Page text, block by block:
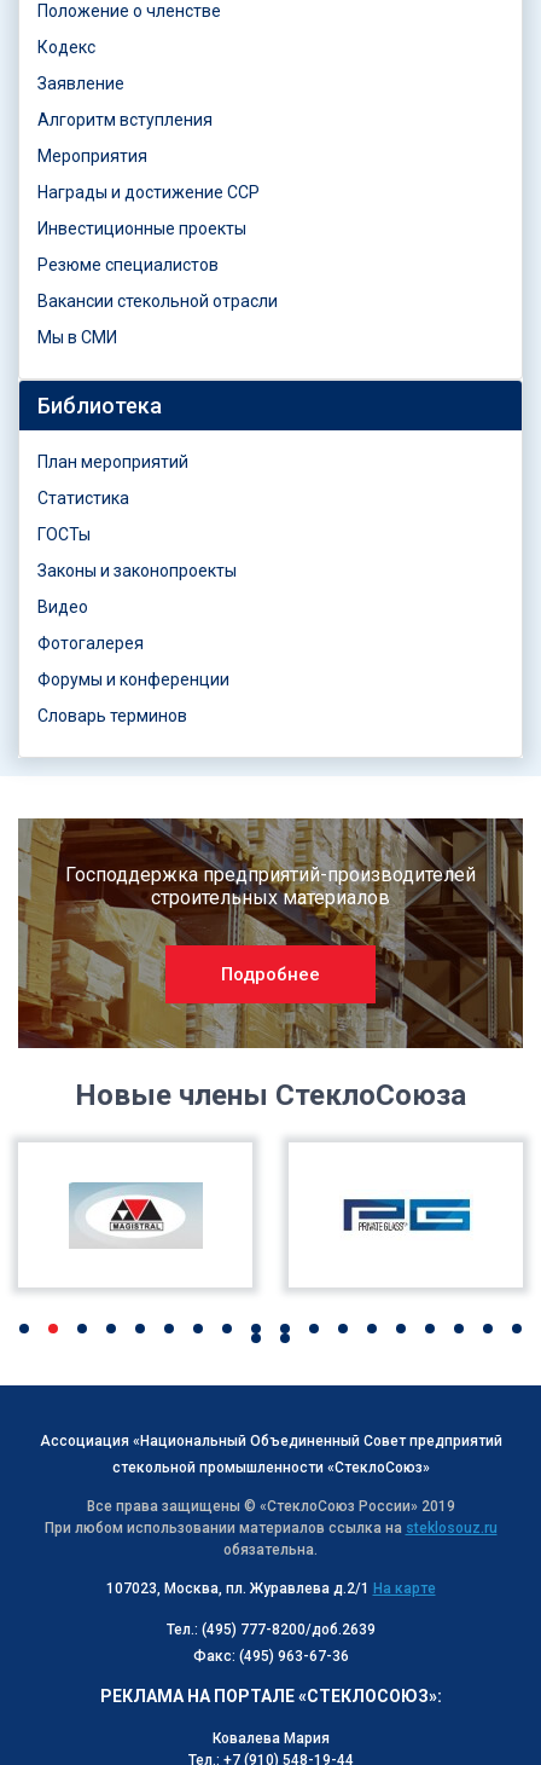
Положение о членстве
Кодекс
Заявление
Алгоритм вступления
Мероприятия
Награды и достижение ССР
Инвестиционные проекты
Резюме специалистов
Вакансии стекольной отрасли
Мы в СМИ
Библиотека
План мероприятий
Статистика
ГОСТы
Законы и законопроекты
Видео
Фотогалерея
Форумы и конференции
Словарь терминов
Господдержка предприятий-производителей
строительных материалов
Подробнее
Новые члены СтеклоСоюза
Ассоциация «Национальный Объединенный Совет предприятий
стекольной промышленности «СтеклоСоюз»
Все права защищены © «СтеклоСоюз Роcсии» 2019
При любом использовании материалов ссылка на steklosouz.ru
обязательна.
107023, Москва, пл. Журавлева д.2/1 На карте
Тел.: (495) 777-8200/доб.2639
Факс: (495) 963-67-36
РЕКЛАМА НА ПОРТАЛЕ «СТЕКЛОСОЮЗ»:
Ковалева Мария
Тел.: +7 (910) 548-19-44